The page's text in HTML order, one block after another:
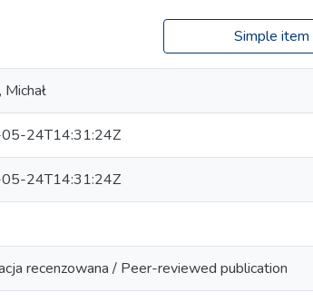
Simple item
24T14:31:24Z
24T14:31:24Z
recenzowana / Peer-reviewed publication